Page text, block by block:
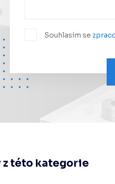
Souhlasím se
této kategorie